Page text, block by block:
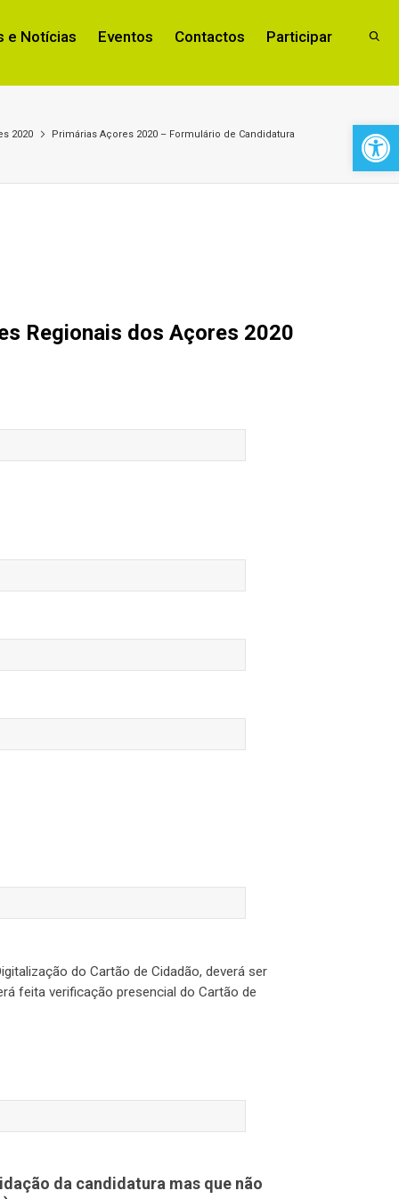
e Notícias Eventos Contactos Participar
2020 Primárias Açores 2020 – Formulário de Candidatura
Regionais dos Açores 2020
do Cartão de Cidadão, deverá ser
feita verificação presencial do Cartão de
da candidatura mas que não